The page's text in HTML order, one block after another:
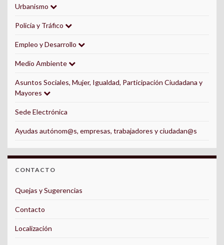
Urbanismo
Policía y Tráfico
Empleo y Desarrollo
Medio Ambiente
Asuntos Sociales, Mujer, Igualdad, Participación Ciudadana y
Mayores
Sede Electrónica
Ayudas autónom@s, empresas, trabajadores y ciudadan@s
CONTACTO
Quejas y Sugerencias
Contacto
Localización